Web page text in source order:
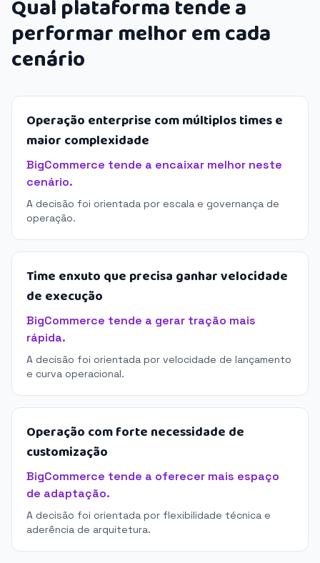
Qual plataforma tende a
performar melhor em cada
cenário
Operação enterprise com múltiplos times e
maior complexidade
BigCommerce tende a encaixar melhor neste
cenário.
A decisão foi orientada por escala e governança de
operação.
Time enxuto que precisa ganhar velocidade
de execução
BigCommerce tende a gerar tração mais
rápida.
A decisão foi orientada por velocidade de lançamento
e curva operacional.
Operação com forte necessidade de
customização
BigCommerce tende a oferecer mais espaço
de adaptação.
A decisão foi orientada por flexibilidade técnica e
aderência de arquitetura.